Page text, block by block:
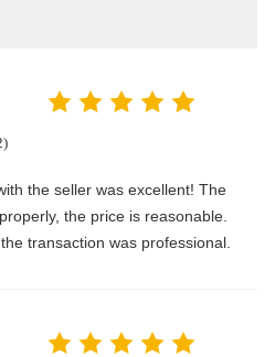
the seller was excellent! The
the price is reasonable.
transaction was professional.